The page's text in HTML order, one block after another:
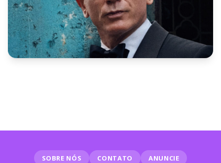
equipe de Harry Potter
SOBRE NÓS CONTATO
ANUNCIE